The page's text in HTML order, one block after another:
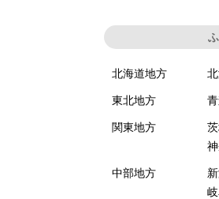
北海道地方
東北地方
関東地方
中部地方